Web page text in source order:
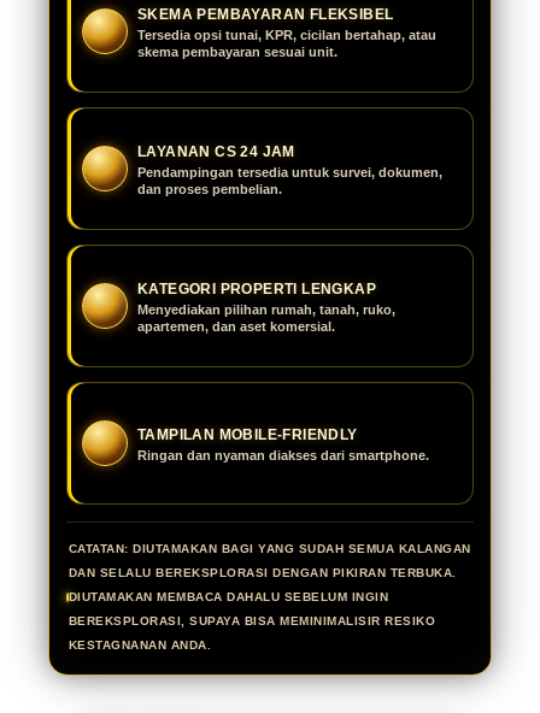
SKEMA PEMBAYARAN FLEKSIBEL
Tersedia opsi tunai, KPR, cicilan bertahap, atau
skema pembayaran sesuai unit.
LAYANAN CS 24 JAM
Pendampingan tersedia untuk survei, dokumen,
dan proses pembelian.
KATEGORI PROPERTI LENGKAP
Menyediakan pilihan rumah, tanah, ruko,
apartemen, dan aset komersial.
TAMPILAN MOBILE-FRIENDLY
Ringan dan nyaman diakses dari smartphone.
CATATAN: DIUTAMAKAN BAGI YANG SUDAH SEMUA KALANGAN
DAN SELALU BEREKSPLORASI DENGAN PIKIRAN TERBUKA.
DIUTAMAKAN MEMBACA DAHALU SEBELUM INGIN
BEREKSPLORASI, SUPAYA BISA MEMINIMALISIR RESIKO
KESTAGNANAN ANDA.